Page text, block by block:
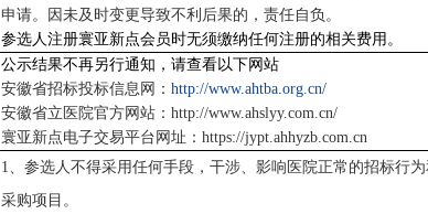
申请。因未及时变更导致不利后果的，责任自负。
参选人注册寰亚新点会员时无须缴纳任何注册的相关费用。
公示结果不再另行通知，请查看以下网站
安徽省招标投标信息网：http://www.ahtba.org.cn/
安徽省立医院官方网站：http://www.ahslyy.com.cn/
寰亚新点电子交易平台网址：https://jypt.ahhyzb.com.cn
1、参选人不得采用任何手段，干涉、影响医院正常的招标行
采购项目。